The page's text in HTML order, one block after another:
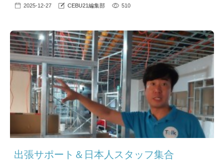
2025-12-27 CEBU21編集部 510
出張サポート＆日本人スタッフ集合